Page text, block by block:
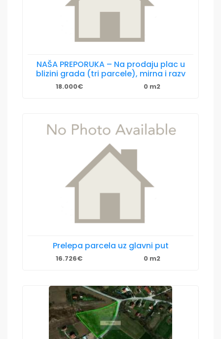
NAŠA PREPORUKA – Na prodaju plac u
blizini grada (tri parcele), mirna i razv
18.000€ 0 m2
Prelepa parcela uz glavni put
16.726€ 0 m2